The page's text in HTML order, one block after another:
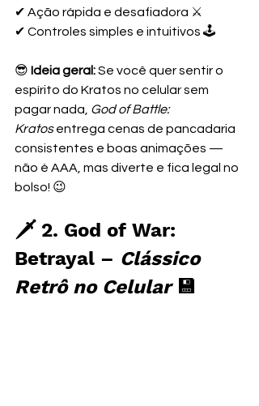
✔ Ação rápida e desafiadora ⚔️
✔ Controles simples e intuitivos 🕹️
😎 Ideia geral: Se você quer sentir o
espírito do Kratos no celular sem
pagar nada, God of Battle:
Kratos entrega cenas de pancadaria
consistentes e boas animações —
não é AAA, mas diverte e fica legal no
bolso! 😉
🗡️ 2. God of War:
Betrayal – Clássico
Retrô no Celular 💾